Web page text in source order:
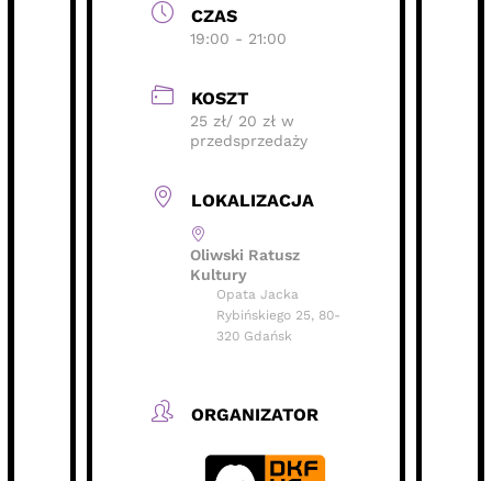
CZAS
19:00 - 21:00
KOSZT
25 zł/ 20 zł w
przedsprzedaży
LOKALIZACJA
Oliwski Ratusz
Kultury
Opata Jacka
Rybińskiego 25, 80-
320 Gdańsk
ORGANIZATOR